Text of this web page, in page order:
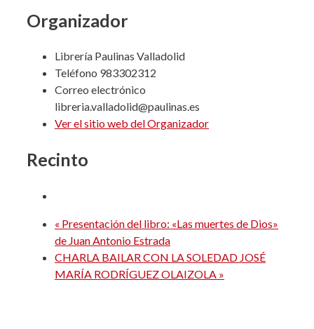
Organizador
Librería Paulinas Valladolid
Teléfono 983302312
Correo electrónico
libreria.valladolid@paulinas.es
Ver el sitio web del Organizador
Recinto
« Presentación del libro: «Las muertes de Dios»
de Juan Antonio Estrada
CHARLA BAILAR CON LA SOLEDAD JOSÉ
MARÍA RODRÍGUEZ OLAIZOLA »